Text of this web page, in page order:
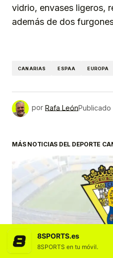
vidrio, envases ligeros,
además de dos
CANARIAS ESPAA EUROPA
por Rafa LeónPublicado
MÁS NOTICIAS DEL DEPORTE
DESTACADOS UD LAS PALMAS
Horario y dónde ver el
8SPORTS.es
8SPORTS en tu móvil.